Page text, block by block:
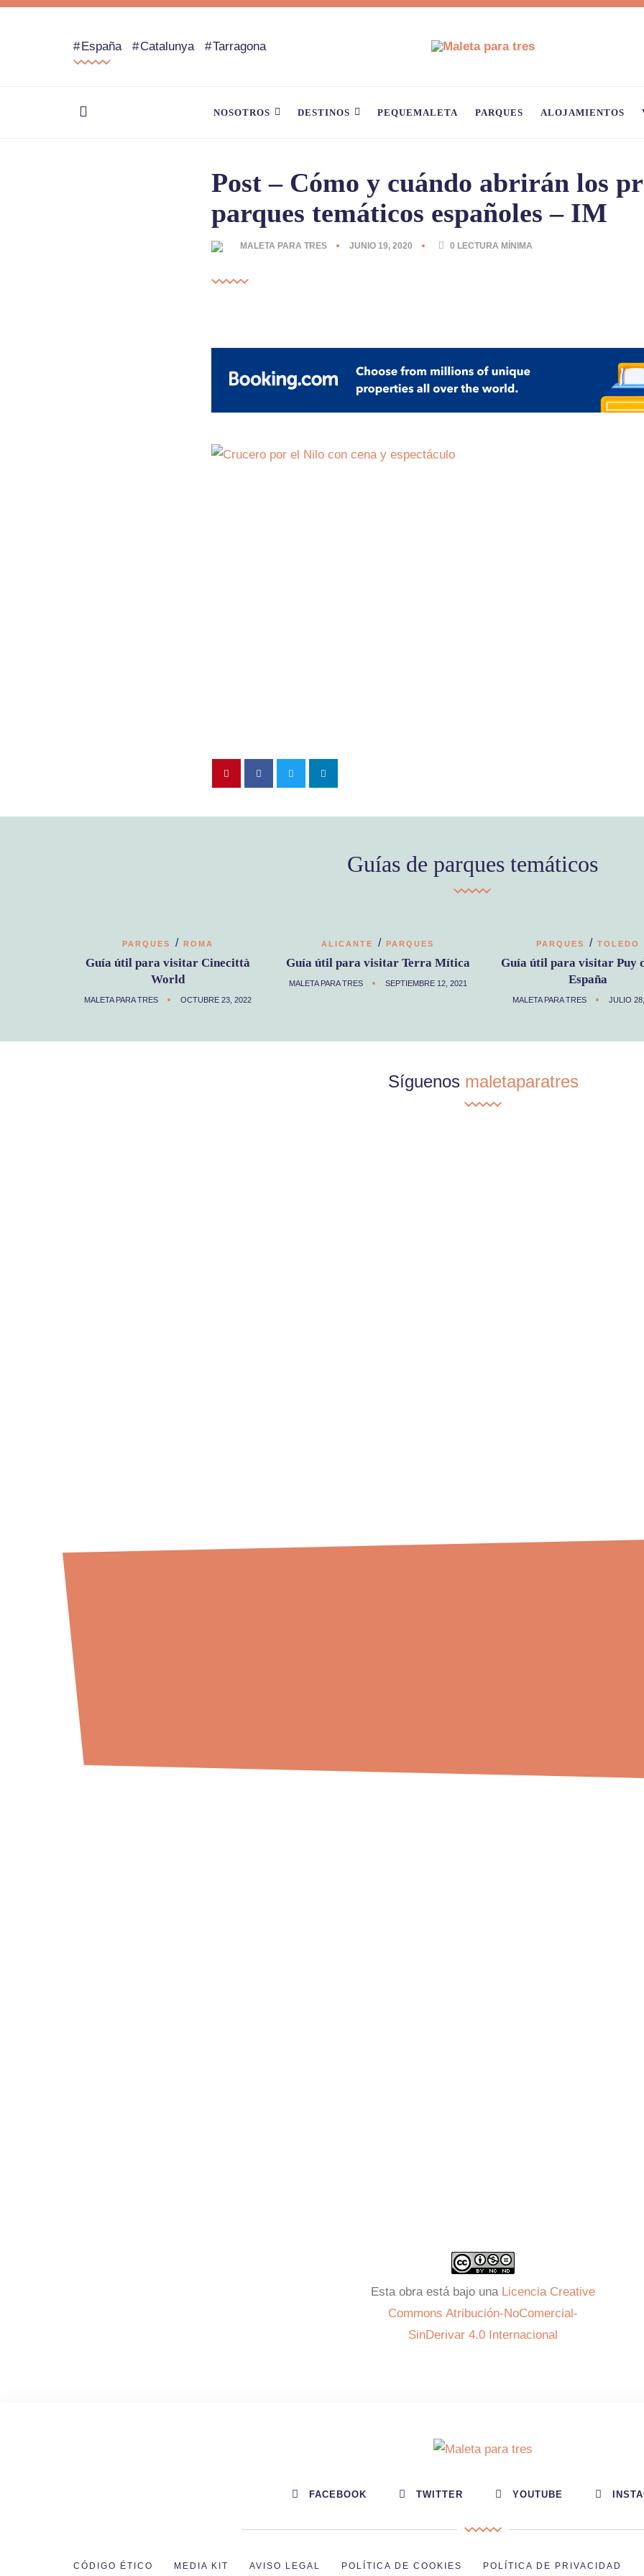
España Catalunya Tarragona
NOSOTROS DESTINOS PEQUEMALETA PARQUES ALOJAMIENTOS
Post – Cómo y cuándo abrirán los
parques temáticos españoles – IM
MALETA PARA TRES JUNIO 19, 2020 0 LECTURA MÍNIMA
Guías de parques temáticos
PARQUES / ROMA
Guía útil para visitar Cinecittà
World
MALETA PARA TRES OCTUBRE 23, 2022
ALICANTE / PARQUES
Guía útil para visitar Terra Mítica
MALETA PARA TRES SEPTIEMBRE 12, 2021
PARQUES / TOLEDO
Guía útil para visitar Puy
España
MALETA PARA TRES JULIO
Síguenos maletaparatres
Esta obra está bajo una Licencia Creative
Commons Atribución-NoComercial-
SinDerivar 4.0 Internacional
FACEBOOK TWITTER YOUTUBE
CÓDIGO ÉTICO MEDIA KIT AVISO LEGAL POLÍTICA DE COOKIES POLÍTICA DE PRIVACIDAD